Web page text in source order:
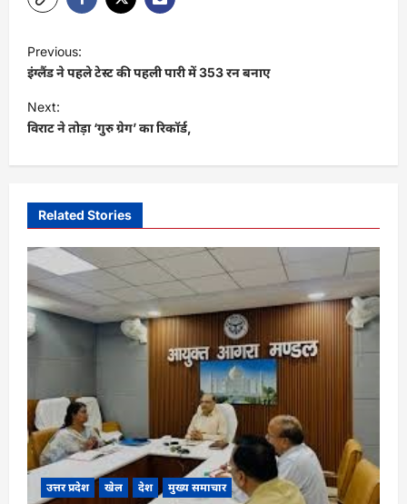
P
o
s
t
v
g
a
t
n
Previous:
इंग्लैंड ने पहले टेस्ट की पहली पारी में 353 रन बनाए
Next:
विराट ने तोड़ा ‘गुरु ग्रेग’ का रिकॉर्ड,
Related Stories
उत्तर प्रदेश खेल देश मुख्य समाचार